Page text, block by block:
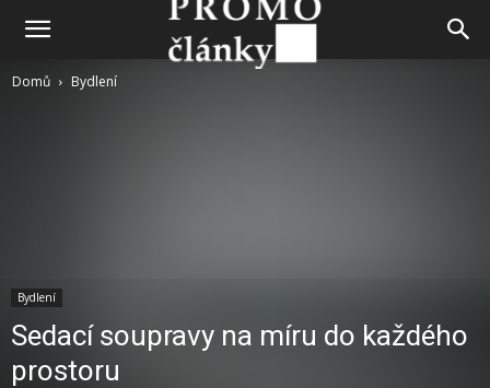
Domů Bydlení
Bydlení
Sedací soupravy na míru do každého
prostoru